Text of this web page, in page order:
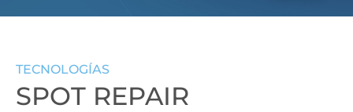
TECNOLOGÍAS
SPOT REPAIR